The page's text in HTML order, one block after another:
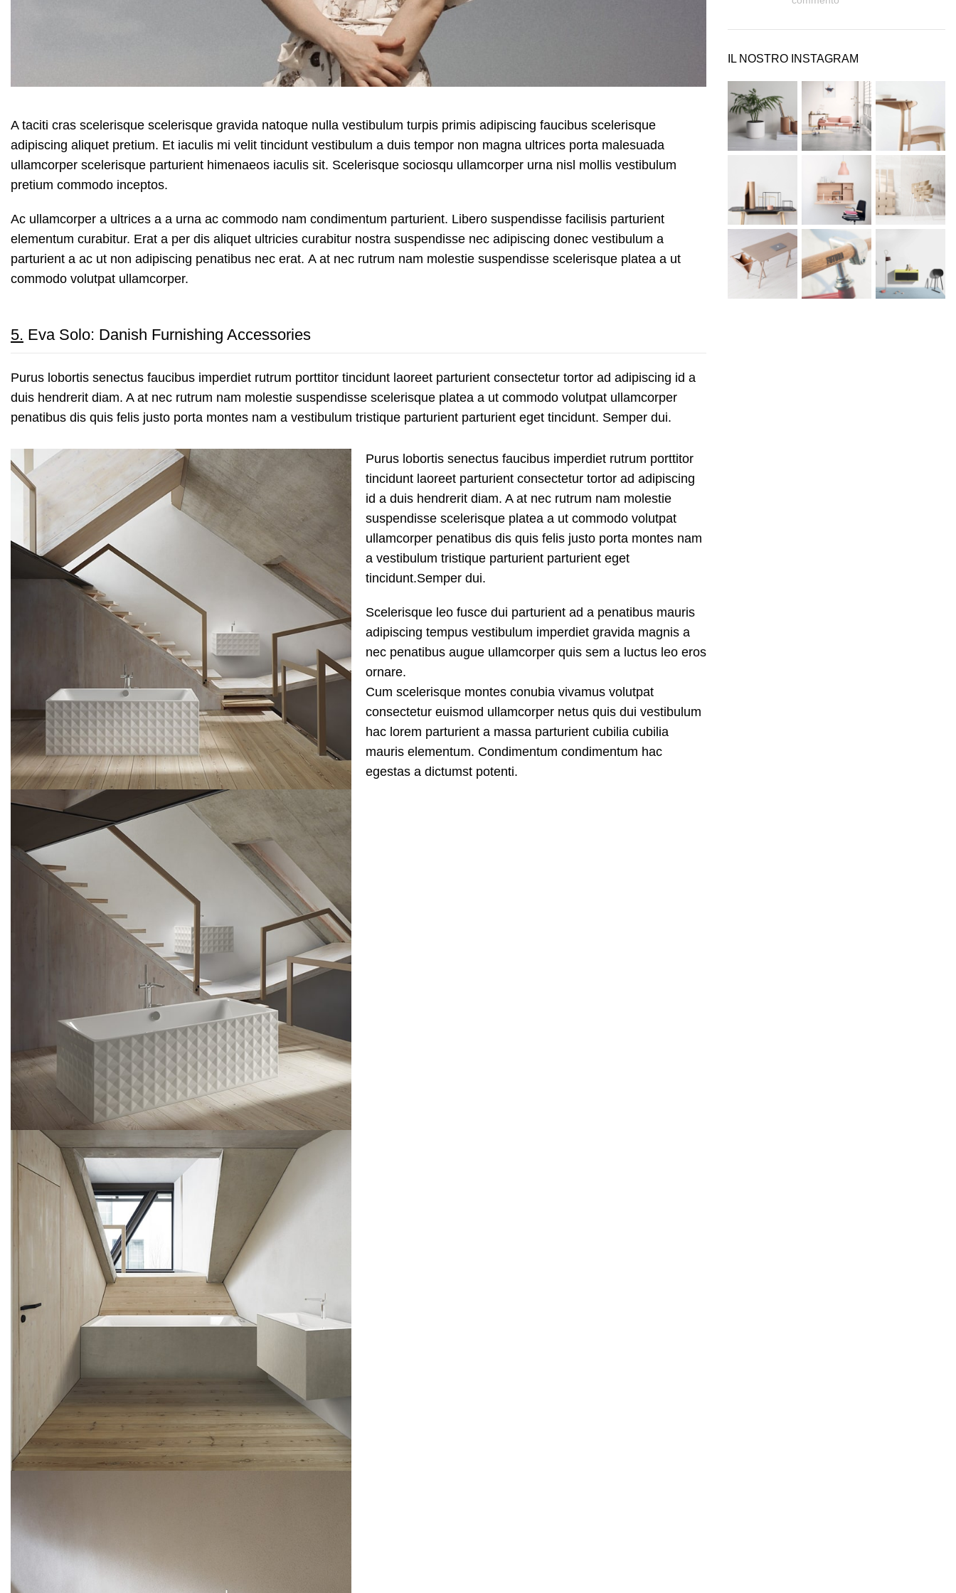
A taciti cras scelerisque scelerisque gravida natoque nulla vestibulum turpis primis adipiscing faucibus scelerisque
adipiscing aliquet pretium. Et iaculis mi velit tincidunt vestibulum a duis tempor non magna ultrices porta malesuada
ullamcorper scelerisque parturient himenaeos iaculis sit. Scelerisque sociosqu ullamcorper urna nisl mollis vestibulum
pretium commodo inceptos.
Ac ullamcorper a ultrices a a urna ac commodo nam condimentum parturient. Libero suspendisse facilisis parturient
elementum curabitur. Erat a per dis aliquet ultricies curabitur nostra suspendisse nec adipiscing donec vestibulum a
parturient a ac ut non adipiscing penatibus nec erat. A at nec rutrum nam molestie suspendisse scelerisque platea a ut
commodo volutpat ullamcorper.
5. Eva Solo: Danish Furnishing Accessories
Purus lobortis senectus faucibus imperdiet rutrum porttitor tincidunt laoreet parturient consectetur tortor ad adipiscing id a
duis hendrerit diam. A at nec rutrum nam molestie suspendisse scelerisque platea a ut commodo volutpat ullamcorper
penatibus dis quis felis justo porta montes nam a vestibulum tristique parturient parturient eget tincidunt. Semper dui.
Purus lobortis senectus faucibus imperdiet rutrum porttitor
tincidunt laoreet parturient consectetur tortor ad adipiscing
id a duis hendrerit diam. A at nec rutrum nam molestie
suspendisse scelerisque platea a ut commodo volutpat
ullamcorper penatibus dis quis felis justo porta montes nam
a vestibulum tristique parturient parturient eget
tincidunt.Semper dui.
Scelerisque leo fusce dui parturient ad a penatibus mauris
adipiscing tempus vestibulum imperdiet gravida magnis a
nec penatibus augue ullamcorper quis sem a luctus leo eros
ornare.
Cum scelerisque montes conubia vivamus volutpat
consectetur euismod ullamcorper netus quis dui vestibulum
hac lorem parturient a massa parturient cubilia cubilia
mauris elementum. Condimentum condimentum hac
egestas a dictumst potenti.
IL NOSTRO INSTAGRAM